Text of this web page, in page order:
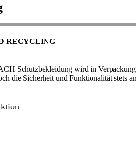
RECYCLING
Schutzbekleidung wird in
die Sicherheit und Funktionalität stets